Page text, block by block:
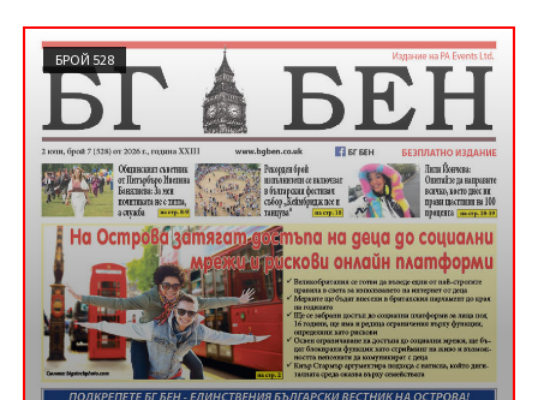
БРОЙ 528